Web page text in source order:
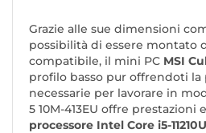
Grazie alle sue dimensioni
possibilità di essere montato
compatibile, il mini PC MSI
profilo basso pur offrendoti la
necessarie per lavorare in
5 10M-413EU offre prestazioni
processore Intel Core i5-11210U